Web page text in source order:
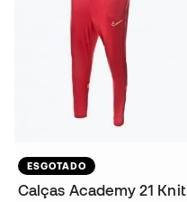
ESGOTADO
Calças Academy 21 Knit